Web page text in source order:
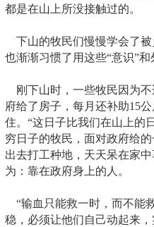
都是在山上所没接触过的。
下山的牧民们慢慢学会了被
也渐渐习惯了用这些“意识”和
刚下山时，一些牧民因为不
府给了房子，每月还补助15
住。“这日子比我们在山上的
穷日子的牧民，面对政府给
出去打工种地，天天呆在家
为：靠在政府身上的人。
“输血只能救一时，而不能
稳，必须让他们自己动起来